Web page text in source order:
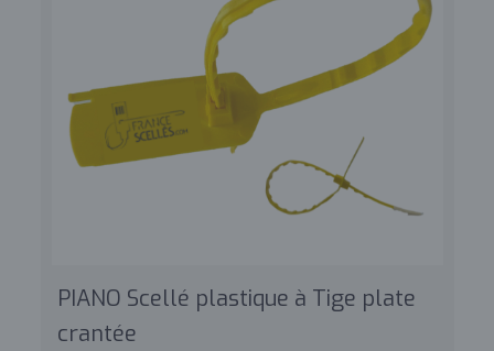
PIANO Scellé plastique à Tige plate
crantée